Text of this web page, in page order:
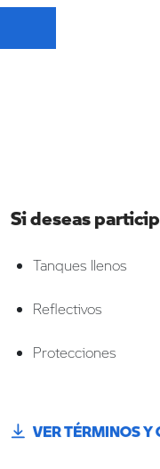
Si deseas
Tanques llenos
Reflectivos
Protecciones
VER TÉRMINOS Y